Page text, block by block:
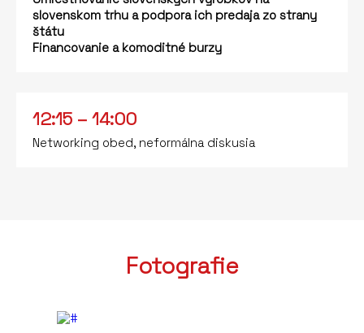
slovenskom trhu a podpora ich predaja zo strany
štátu
Financovanie a komoditné burzy
12:15 – 14:00
Networking obed, neformálna diskusia
Fotografie